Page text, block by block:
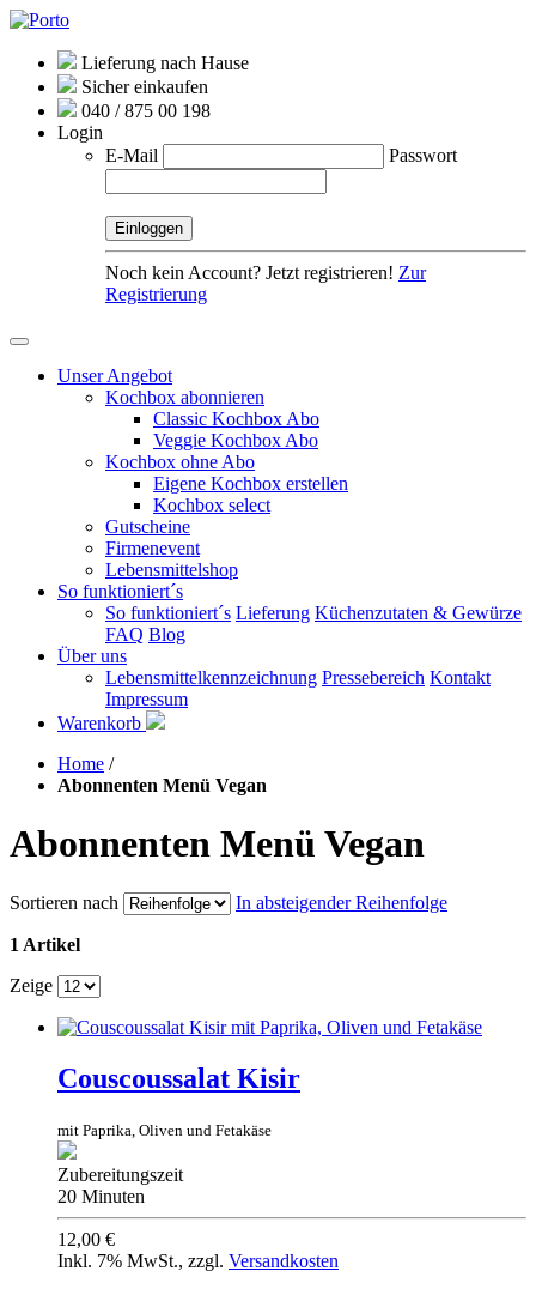
Lieferung nach Hause
Sicher einkaufen
040 / 875 00 198
Login
E-Mail
Passwort
Noch kein Account? Jetzt registrieren! Zur
Registrierung
Unser Angebot
Kochbox abonnieren
Classic Kochbox Abo
Veggie Kochbox Abo
Kochbox ohne Abo
Eigene Kochbox erstellen
Kochbox select
Gutscheine
Firmenevent
Lebensmittelshop
So funktioniert´s
So funktioniert´s Lieferung Küchenzutaten & Gewürze
FAQ Blog
Über uns
Lebensmittelkennzeichnung Pressebereich Kontakt
Impressum
Warenkorb
Home /
Abonnenten Menü Vegan
Abonnenten Menü Vegan
Sortieren nach In absteigender Reihenfolge
1 Artikel
Zeige
Couscoussalat Kisir
mit Paprika, Oliven und Fetakäse
Zubereitungszeit
20 Minuten
12,00 €
Inkl. 7% MwSt., zzgl. Versandkosten